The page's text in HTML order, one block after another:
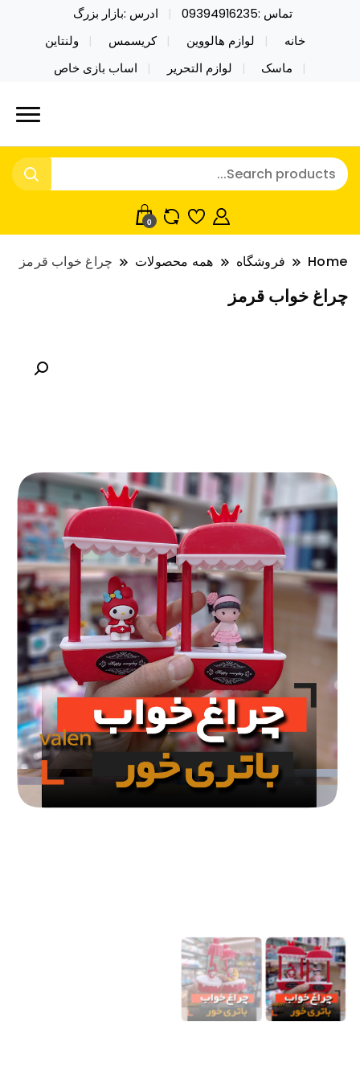
تماس :09394916235
ادرس :بازار بزرگ
خانه
لوازم هالووین کریسمس
ولنتاین
ماسک
لوازم التحریر اساب بازی خاص
نایکر توی فروش عمده لوازم هالووین
ولن تاین کادویی کریسمس اکسسوری
خرید محصولات خاص فیجت اسباب بازی تراول ماگ نایکر
توی فروش عمده لوازم هالووین ولن تاین کادویی
کریسمس اکسسوری ماسک در واردات مستقیم
0
Home فروشگاه همه محصولات چراغ خواب قرمز
چراغ خواب قرمز